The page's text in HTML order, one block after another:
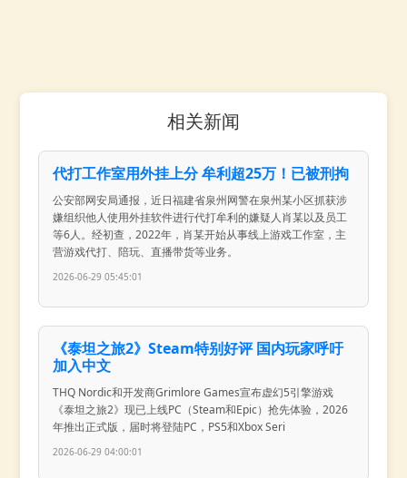
相关新闻
代打工作室用外挂上分 牟利超25万！已被刑拘
公安部网安局通报，近日福建省泉州网警在泉州某小区抓获涉
嫌组织他人使用外挂软件进行代打牟利的嫌疑人肖某以及员工
等6人。经初查，2022年，肖某开始从事线上游戏工作室，主
营游戏代打、陪玩、直播带货等业务。
2026-06-29 05:45:01
《泰坦之旅2》Steam特别好评 国内玩家呼吁
加入中文
THQ Nordic和开发商Grimlore Games宣布虚幻5引擎游戏
《泰坦之旅2》现已上线PC（Steam和Epic）抢先体验，2026
年推出正式版，届时将登陆PC，PS5和Xbox Seri
2026-06-29 04:00:01